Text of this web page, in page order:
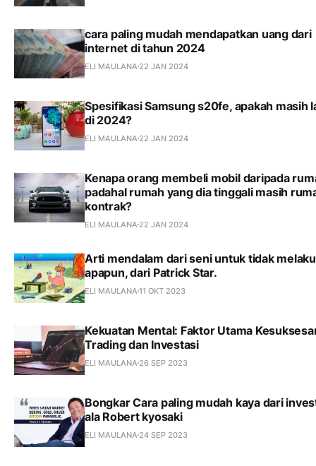
cara paling mudah mendapatkan uang dari
internet di tahun 2024
ELI MAULANA 22 JAN 2024
Spesifikasi Samsung s20fe, apakah masih
di 2024?
ELI MAULANA 22 JAN 2024
Kenapa orang membeli mobil daripada
padahal rumah yang dia tinggali masih
kontrak?
ELI MAULANA 22 JAN 2024
Arti mendalam dari seni untuk tidak
apapun, dari Patrick Star.
ELI MAULANA 11 OKT 2023
Kekuatan Mental: Faktor Utama
Trading dan Investasi
ELI MAULANA 26 SEP 2023
Bongkar Cara paling mudah kaya dari
ala Robert kyosaki
ELI MAULANA 24 SEP 2023